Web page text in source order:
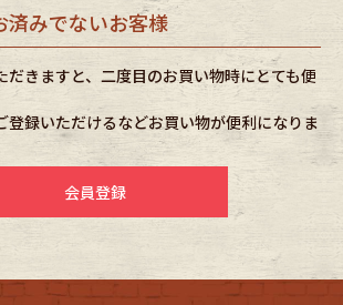
One Piece
・アクセサリーから探す
Stall・Scarf
済みでないお客様
だきますと、二度目のお買い物時にとても便
登録いただけるなどお買い物が便利になりま
会員登録